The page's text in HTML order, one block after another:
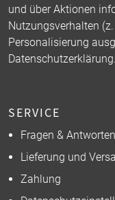
und über Aktionen
Nutzungsverhalten
Personalisierung
Datenschutzerklärung.
SERVICE
Fragen & Antworten
Lieferung und
Zahlung